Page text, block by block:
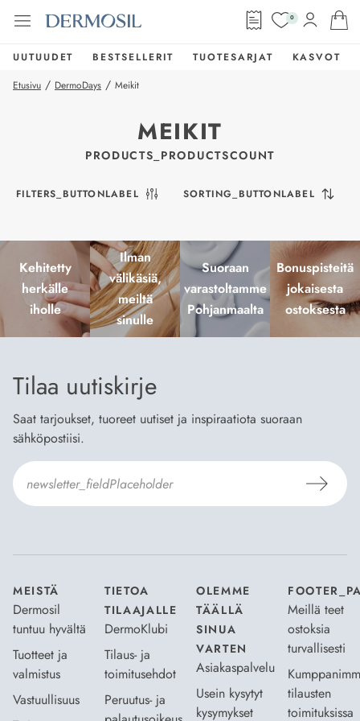
0
UUTUUDET BESTSELLERIT TUOTESARJAT
KASVOT
Etusivu / DermoDays / Meikit
MEIKIT
PRODUCTS_PRODUCTSCOUNT
FILTERS_BUTTONLABEL SORTING_BUTTONLABEL
Kehitetty
herkälle
iholle
Ilman
välikäsiä,
meiltä
sinulle
Suoraan
varastoltamme
Pohjanmaalta
Bonuspisteitä
jokaisesta
ostoksesta
Tilaa uutiskirje
Saat tarjoukset, tuoreet uutiset ja inspiraatiota suoraan
sähköpostiisi.
MEISTÄ
Dermosil
tuntuu hyvältä
Tuotteet ja
valmistus
Vastuullisuus
TIETOA
TILAAJALLE
DermoKlubi
Tilaus- ja
toimitusehdot
Peruutus- ja
OLEMME
TÄÄLLÄ
SINUA
VARTEN
Asiakaspalvelu
Usein kysytyt
kysymykset
Meillä teet
ostoksia
turvallisesti
tilausten
toimituksissa